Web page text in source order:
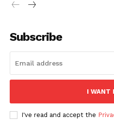
Subscribe
I WANT
I've read and accept the